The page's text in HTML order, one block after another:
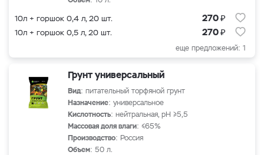
10л + горшок 0,4 л, 20 шт. 270₽
10л + горшок 0,5 л, 20 шт. 270₽
еще предложений: 1
Грунт универсальный
Вид: питательный торфяной грунт
Назначение: универсальное
Кислотность: нейтральная, рН ≥5,5
Массовая доля влаги: ≤65%
Производство: Россия
Объем: 50 л.